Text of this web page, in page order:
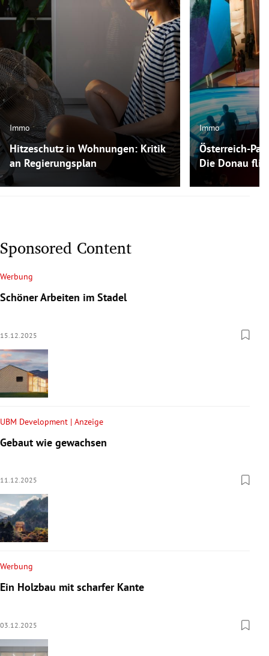
Immo
Hitzeschutz in Wohnungen: Kritik
an Regierungsplan
Immo
Österreich-
Die Donau
Sponsored Content
Werbung
Schöner Arbeiten im Stadel
15.12.2025
UBM Development | Anzeige
Gebaut wie gewachsen
11.12.2025
Werbung
Ein Holzbau mit scharfer Kante
03.12.2025